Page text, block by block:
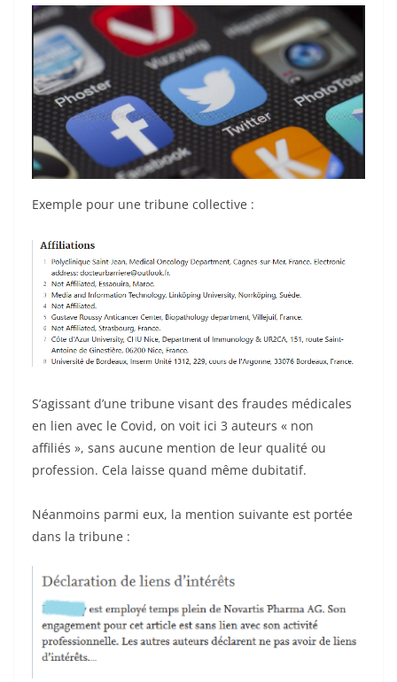
Exemple pour une tribune collective :
S’agissant d’une tribune visant des fraudes médicales
en lien avec le Covid, on voit ici 3 auteurs « non
affiliés », sans aucune mention de leur qualité ou
profession. Cela laisse quand même dubitatif.
Néanmoins parmi eux, la mention suivante est portée
dans la tribune :